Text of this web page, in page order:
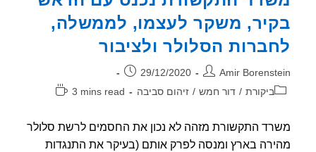
מחבל
נגד
דור
חמש
משקר לעצמו, לממשלה,
הסלולר ולציבור
Amir פורסם:
29/12/2020
ביקורת / דור חמש / זיהום סביבה
זמן
3 mins read
התקשורת מזהה לא נכון את החסמים לרשת סלולר
בארץ ומנסה לפרק אותם (בעיקר את התנגדות